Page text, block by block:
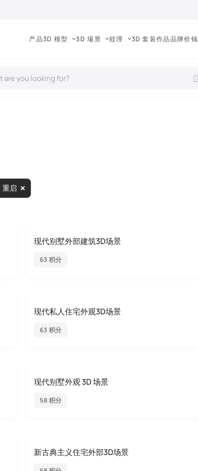
产品3D 模型 3D 場景 紋理 3D 套装作品品牌价钱
重启
现代别墅外部建筑3D场景
63 积分
现代私人住宅外观3D场景
63 积分
现代别墅外观 3D 场景
58 积分
新古典主义住宅外部3D场景